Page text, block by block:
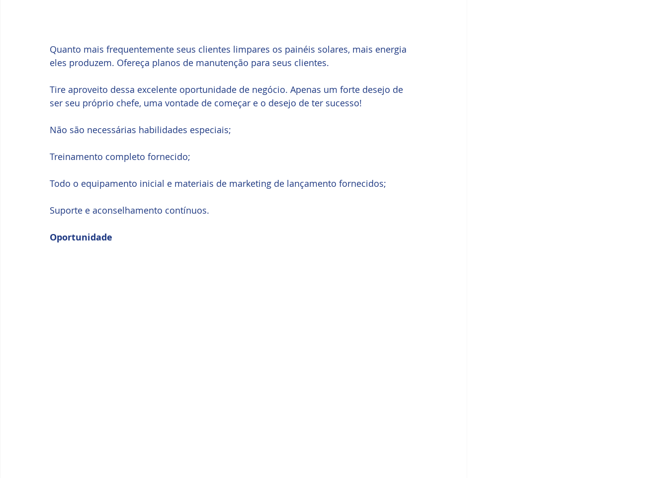
Quanto mais frequentemente seus clientes limpares os painéis solares, mais energia
eles produzem. Ofereça planos de manutenção para seus clientes.
Tire aproveito dessa excelente oportunidade de negócio. Apenas um forte desejo de
ser seu próprio chefe, uma vontade de começar e o desejo de ter sucesso!
Não são necessárias habilidades especiais;
Treinamento completo fornecido;
Todo o equipamento inicial e materiais de marketing de lançamento fornecidos;
Suporte e aconselhamento contínuos.
Oportunidade